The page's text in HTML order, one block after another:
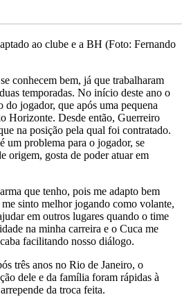
ao clube e a BH (Foto: Fernando
conhecem bem, já que trabalharam
temporadas. No início deste ano o
do jogador, que após uma pequena
Horizonte. Desde então, Guerreiro
na posição pela qual foi contratado.
um problema para o jogador, se
origem, gosta de poder atuar em
que tenho, pois me adapto bem
sinto melhor jogando como volante,
em outros lugares quando o time
na minha carreira e o Cuca me
facilitando nosso diálogo.
três anos no Rio de Janeiro, o
dele e da família foram rápidas à
da troca feita.